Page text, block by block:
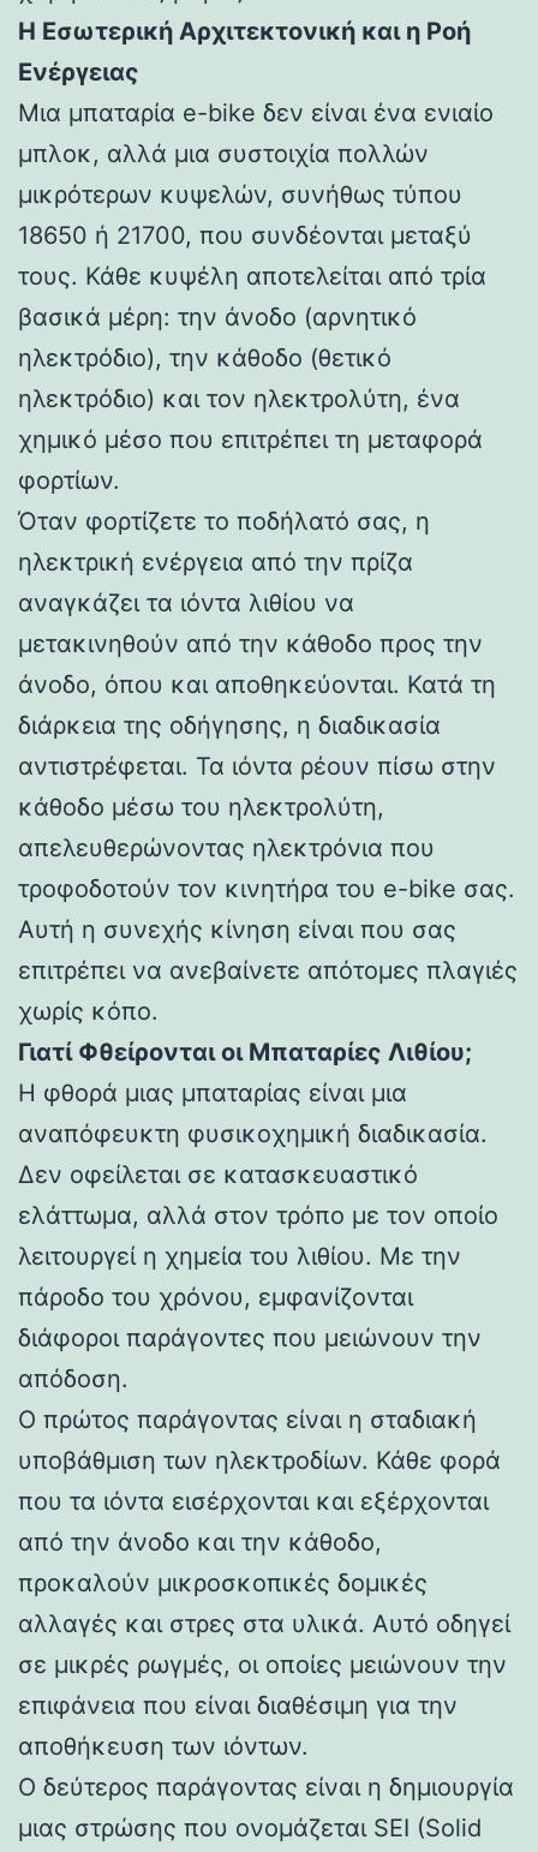
Η Εσωτερική Αρχιτεκτονική και η Ροή
Ενέργειας
Μια μπαταρία e-bike δεν είναι ένα ενιαίο
μπλοκ, αλλά μια συστοιχία πολλών
μικρότερων κυψελών, συνήθως τύπου
18650 ή 21700, που συνδέονται μεταξύ
τους. Κάθε κυψέλη αποτελείται από τρία
βασικά μέρη: την άνοδο (αρνητικό
ηλεκτρόδιο), την κάθοδο (θετικό
ηλεκτρόδιο) και τον ηλεκτρολύτη, ένα
χημικό μέσο που επιτρέπει τη μεταφορά
φορτίων.
Όταν φορτίζετε το ποδήλατό σας, η
ηλεκτρική ενέργεια από την πρίζα
αναγκάζει τα ιόντα λιθίου να
μετακινηθούν από την κάθοδο προς την
άνοδο, όπου και αποθηκεύονται. Κατά τη
διάρκεια της οδήγησης, η διαδικασία
αντιστρέφεται. Τα ιόντα ρέουν πίσω στην
κάθοδο μέσω του ηλεκτρολύτη,
απελευθερώνοντας ηλεκτρόνια που
τροφοδοτούν τον κινητήρα του e-bike σας.
Αυτή η συνεχής κίνηση είναι που σας
επιτρέπει να ανεβαίνετε απότομες πλαγιές
χωρίς κόπο.
Γιατί Φθείρονται οι Μπαταρίες Λιθίου;
Η φθορά μιας μπαταρίας είναι μια
αναπόφευκτη φυσικοχημική διαδικασία.
Δεν οφείλεται σε κατασκευαστικό
ελάττωμα, αλλά στον τρόπο με τον οποίο
λειτουργεί η χημεία του λιθίου. Με την
πάροδο του χρόνου, εμφανίζονται
διάφοροι παράγοντες που μειώνουν την
απόδοση.
Ο πρώτος παράγοντας είναι η σταδιακή
υποβάθμιση των ηλεκτροδίων. Κάθε φορά
που τα ιόντα εισέρχονται και εξέρχονται
από την άνοδο και την κάθοδο,
προκαλούν μικροσκοπικές δομικές
αλλαγές και στρες στα υλικά. Αυτό οδηγεί
σε μικρές ρωγμές, οι οποίες μειώνουν την
επιφάνεια που είναι διαθέσιμη για την
αποθήκευση των ιόντων.
Ο δεύτερος παράγοντας είναι η δημιουργία
μιας στρώσης που ονομάζεται SEI (Solid